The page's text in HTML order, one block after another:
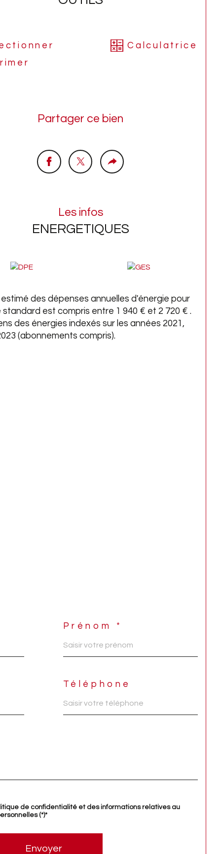
est équipé d'un chauffage
motorisés.
de la dernière taxe foncière : 1045
est le compromis idéal entre un
et une maison.
plus de renseignements, merci de bien
nous contacter, un échange
est à privilégier.
en exclusivité avec L'Agence DAGON
DAGON, 3 générations à votre service
l'immobilier, depuis 1964.
Calculatrice
Partager ce bien
Les infos
ENERGETIQUES
des dépenses annuelles d'énergie pour
standard est compris entre 1 940 € et 2 720 € .
des énergies indexés sur les années 2021,
(abonnements compris).
Prénom *
Téléphone
de confidentialité et des informations relatives au
(*)*
Envoyer